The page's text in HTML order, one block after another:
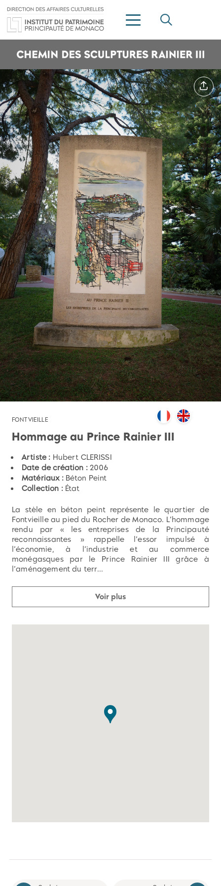
FONTVIEILLE
Hommage au Prince Rainier III
Artiste : Hubert CLERISSI
Date de création : 2006
Matériaux : Béton Peint
Collection : État
La stèle en béton peint représente le quartier de
Fontvieille au pied du Rocher de Monaco. L’hommage
rendu par « les entreprises de la Principauté
reconnaissantes » rappelle l’essor impulsé à
l’économie, à l’industrie et au commerce
monégasques par le Prince Rainier III grâce à
l’aménagement du terr...
Voir plus